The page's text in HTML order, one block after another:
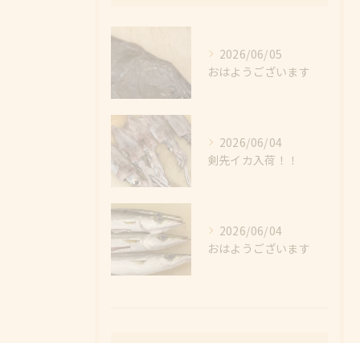
2026/06/05
おはようございます
2026/06/04
剣先イカ入荷！！
2026/06/04
おはようございます